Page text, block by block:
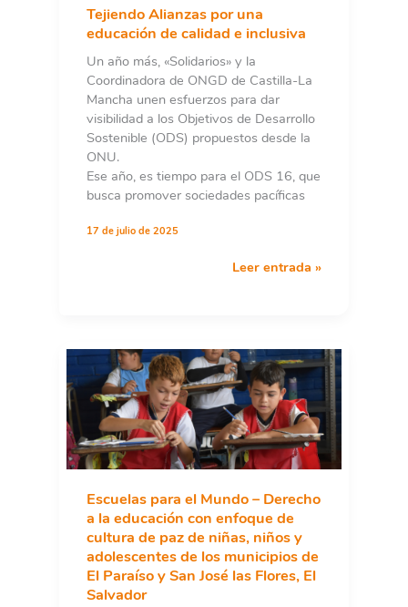
vulnerable
en
KeniaAlianzas
por
una
educación
de
e
inclusiva
Tejiendo Alianzas por una
educación de calidad e inclusiva
Un año más, «Solidarios» y la
Coordinadora de ONGD de Castilla-La
Mancha unen esfuerzos para dar
visibilidad a los Objetivos de Desarrollo
Sostenible (ODS) propuestos desde la
ONU.
Ese año, es tiempo para el ODS 16, que
busca promover sociedades pacíficas
17 de julio de 2025
Tejiendo
de
calidad
e
inclusiva
Leer entrada »
Escuelas para el Mundo – Derecho
a la educación con enfoque de
cultura de paz de niñas, niños y
adolescentes de los municipios de
El Paraíso y San José las Flores, El
Salvador